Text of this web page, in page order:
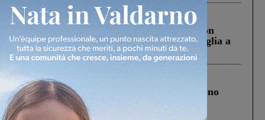
Cronaca 3 Agosto 2026
Scomparso da una struttura di Castiglion
Fiorentino l’uomo che aveva ucciso la figlia a
Levane nel 2020
Cronaca 4 Agosto 2026
Un anno fa la strage in A1 in cui morirono
Gianni, Giulia e Franco. Lo schianto, il
processo, lo stop ai sorpassi fra tir....